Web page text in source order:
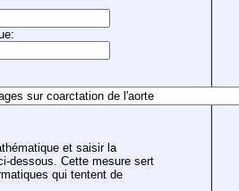
et saisir la
dessous. Cette mesure sert
qui tentent de